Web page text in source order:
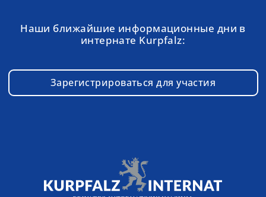
Наши ближайшие информационные дни в
интернате Kurpfalz:
Зарегистрироваться для участия